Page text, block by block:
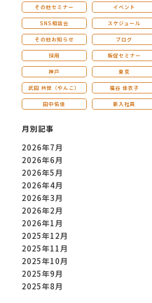
その他セミナー イベント
SNS相談会 スケジュール
その他お知らせ ブログ
採用 販促セミナー
神戸 東京
武田 共世（やんこ） 福谷 佳衣子
田中佑佳 新入社員
月別記事
2026年7月
2026年6月
2026年5月
2026年4月
2026年3月
2026年2月
2026年1月
2025年12月
2025年11月
2025年10月
2025年9月
2025年8月